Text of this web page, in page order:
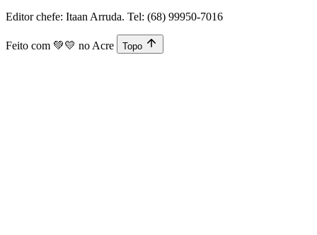
Editor chefe: Itaan Arruda. Tel: (68) 99950-7016
Feito com 💚💛 no Acre Topo